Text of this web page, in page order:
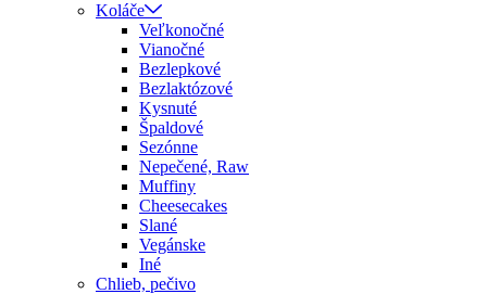
Koláče
Veľkonočné
Vianočné
Bezlepkové
Bezlaktózové
Kysnuté
Špaldové
Sezónne
Nepečené, Raw
Muffiny
Cheesecakes
Slané
Vegánske
Iné
Chlieb, pečivo